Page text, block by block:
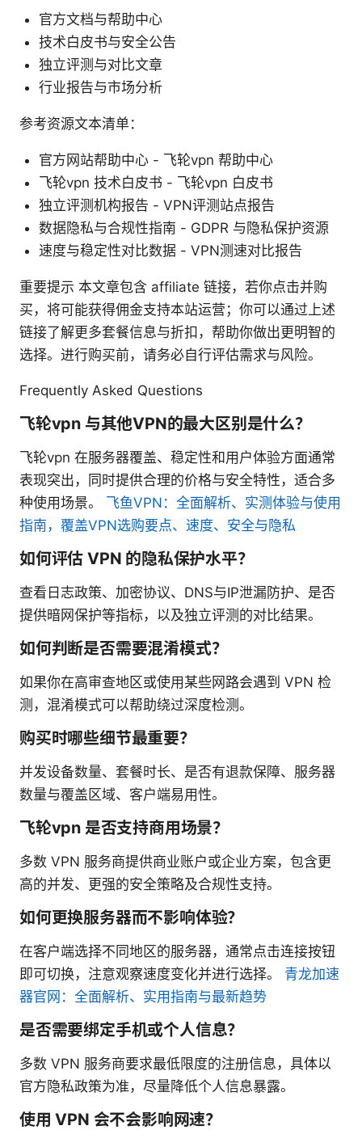
官方文档与帮助中心
技术白皮书与安全公告
独立评测与对比文章
行业报告与市场分析
参考资源文本清单：
官方网站帮助中心 - 飞轮vpn 帮助中心
飞轮vpn 技术白皮书 - 飞轮vpn 白皮书
独立评测机构报告 - VPN评测站点报告
数据隐私与合规性指南 - GDPR 与隐私保护资源
速度与稳定性对比数据 - VPN测速对比报告
重要提示 本文章包含 affiliate 链接，若你点击并购
买，将可能获得佣金支持本站运营；你可以通过上述
链接了解更多套餐信息与折扣，帮助你做出更明智的
选择。进行购买前，请务必自行评估需求与风险。
Frequently Asked Questions
飞轮vpn 与其他VPN的最大区别是什么？
飞轮vpn 在服务器覆盖、稳定性和用户体验方面通常
表现突出，同时提供合理的价格与安全特性，适合多
种使用场景。 飞鱼VPN：全面解析、实测体验与使用
指南，覆盖VPN选购要点、速度、安全与隐私
如何评估 VPN 的隐私保护水平？
查看日志政策、加密协议、DNS与IP泄漏防护、是否
提供暗网保护等指标，以及独立评测的对比结果。
如何判断是否需要混淆模式？
如果你在高审查地区或使用某些网路会遇到 VPN 检
测，混淆模式可以帮助绕过深度检测。
购买时哪些细节最重要？
并发设备数量、套餐时长、是否有退款保障、服务器
数量与覆盖区域、客户端易用性。
飞轮vpn 是否支持商用场景？
多数 VPN 服务商提供商业账户或企业方案，包含更
高的并发、更强的安全策略及合规性支持。
如何更换服务器而不影响体验？
在客户端选择不同地区的服务器，通常点击连接按钮
即可切换，注意观察速度变化并进行选择。 青龙加速
器官网：全面解析、实用指南与最新趋势
是否需要绑定手机或个人信息？
多数 VPN 服务商要求最低限度的注册信息，具体以
官方隐私政策为准，尽量降低个人信息暴露。
使用 VPN 会不会影响网速？